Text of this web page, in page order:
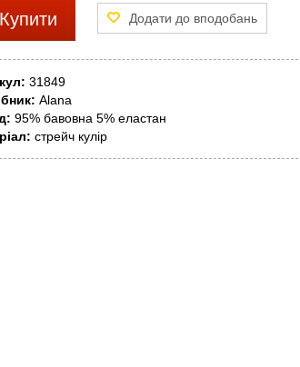
Купити
31849
Alana
95% бавовна 5% еластан
стрейч кулір